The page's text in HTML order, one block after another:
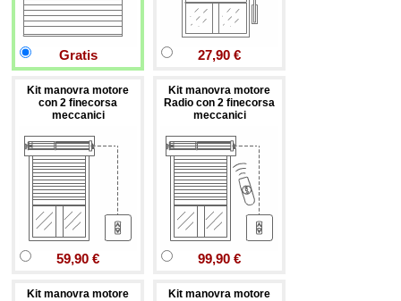
Gratis 27,90 €
Kit manovra motore
con 2 finecorsa
meccanici
59,90 €
Kit manovra motore
Radio con 2 finecorsa
meccanici
99,90 €
Kit manovra motore
Kit manovra motore